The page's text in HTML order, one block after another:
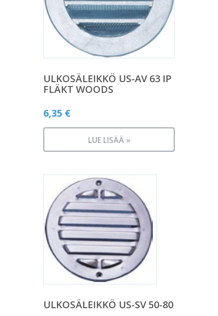
ULKOSÄLEIKKÖ US-AV 63 IP
FLÄKT WOODS
6,35 €
LUE LISÄÄ »
ULKOSÄLEIKKÖ US-SV 50-80